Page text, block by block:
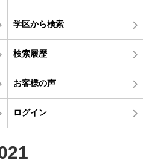
学区から検索
検索履歴
お客様の声
ログイン